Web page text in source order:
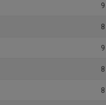
9
8
9
8
8